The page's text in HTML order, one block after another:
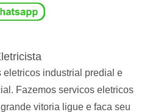
eletricos industrial predial e
Fazemos servicos eletricos
vitoria ligue e faca seu